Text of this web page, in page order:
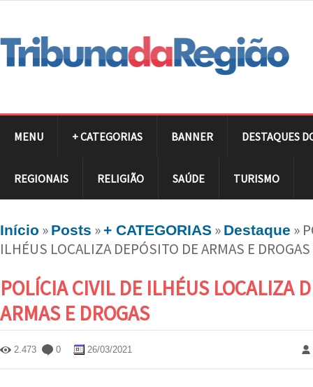
MENU + CATEGORIAS BANNER DESTAQUES
REGIONAIS RELIGIÃO SAÚDE TURISMO
Início » Posts »+ CATEGORIAS » Destaque »
ILHÉUS LOCALIZA DEPÓSITO DE ARMAS E DROGAS
POLÍCIA CIVIL DE ILHÉUS LOCALIZA
ARMAS E DROGAS
2.473 0 26/03/2021